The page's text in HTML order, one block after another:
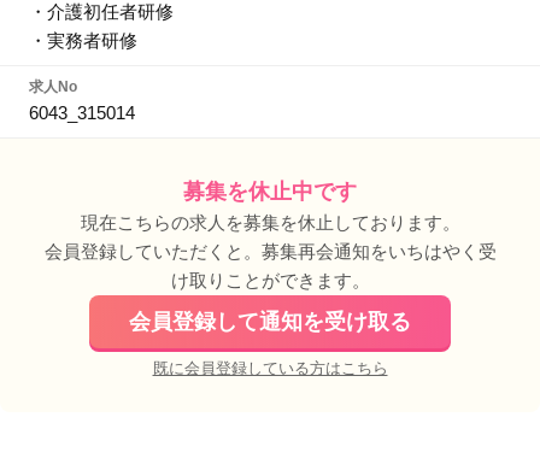
・介護初任者研修
・実務者研修
求人No
6043_315014
募集を休止中です
現在こちらの求人を募集を休止しております。
会員登録していただくと。募集再会通知をいちはやく受
け取りことができます。
会員登録して通知を受け取る
既に会員登録している方はこちら